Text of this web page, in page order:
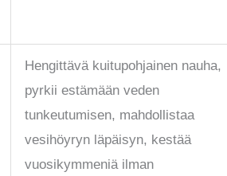
Hengittävä kuitupohjainen nauha,
pyrkii estämään veden
tunkeutumisen, mahdollistaa
vesihöyryn läpäisyn, kestää
vuosikymmeniä ilman